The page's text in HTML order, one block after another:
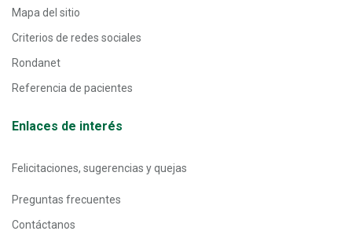
Mapa del sitio
Criterios de redes sociales
Rondanet
Referencia de pacientes
Enlaces de interés
Felicitaciones, sugerencias y quejas
Preguntas frecuentes
Contáctanos